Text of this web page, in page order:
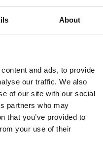
About
and ads, to provide
our traffic. We also
of our site with our social
partners who may
that you’ve provided to
your use of their
bästa
mot
Vår